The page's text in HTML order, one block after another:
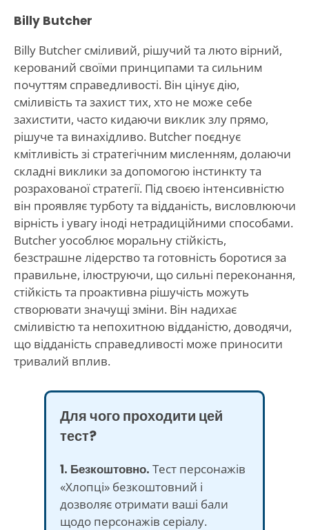
Billy Butcher
Billy Butcher сміливий, рішучий та люто вірний,
керований своїми принципами та сильним
почуттям справедливості. Він цінує дію,
сміливість та захист тих, хто не може себе
захистити, часто кидаючи виклик злу прямо,
рішуче та винахідливо. Butcher поєднує
кмітливість зі стратегічним мисленням, долаючи
складні виклики за допомогою інстинкту та
розрахованої стратегії. Під своєю інтенсивністю
він проявляє турботу та відданість, висловлюючи
вірність і увагу іноді нетрадиційними способами.
Butcher уособлює моральну стійкість,
безстрашне лідерство та готовність боротися за
правильне, ілюструючи, що сильні переконання,
стійкість та проактивна рішучість можуть
створювати значущі зміни. Він надихає
сміливістю та непохитною відданістю, доводячи,
що відданість справедливості може приносити
тривалий вплив.
Для чого проходити цей
тест?
1. Безкоштовно. Тест персонажів
«Хлопці» безкоштовний і
дозволяє отримати ваші бали
щодо персонажів серіалу.